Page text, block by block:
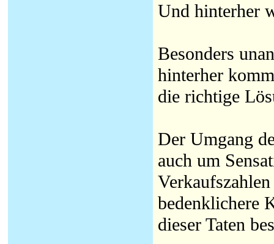
Und hinterher
Besonders
hinterher
die richtige
Der Umgang
auch um
bedenklichere
dieser Taten